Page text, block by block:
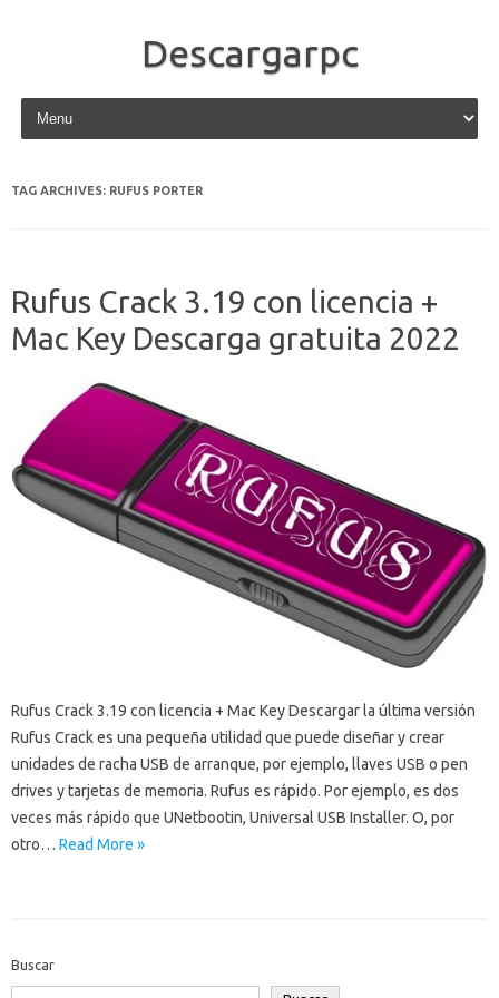
Descargarpc
Skip to content
TAG ARCHIVES: RUFUS PORTER
Rufus Crack 3.19 con licencia +
Mac Key Descarga gratuita 2022
Rufus Crack 3.19 con licencia + Mac Key Descargar la última versión
Rufus Crack es una pequeña utilidad que puede diseñar y crear
unidades de racha USB de arranque, por ejemplo, llaves USB o pen
drives y tarjetas de memoria. Rufus es rápido. Por ejemplo, es dos
veces más rápido que UNetbootin, Universal USB Installer. O, por
otro… Read More »
Buscar